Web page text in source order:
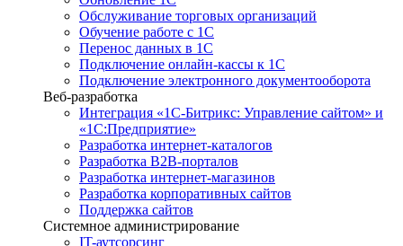
Обслуживание торговых организаций
Обучение работе с 1С
Перенос данных в 1С
Подключение онлайн-кассы к 1С
Подключение электронного документооборота
Веб-разработка
Интеграция «1С-Битрикс: Управление сайтом» и
«1С:Предприятие»
Разработка интернет-каталогов
Разработка B2B-порталов
Разработка интернет-магазинов
Разработка корпоративных сайтов
Поддержка сайтов
Системное администрирование
IT-аутсорсинг